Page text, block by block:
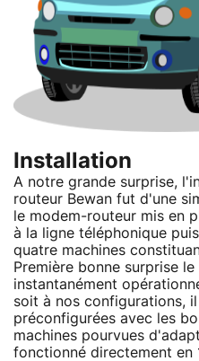
Installation
A notre grande surprise,
routeur Bewan fut d'une
le modem-routeur mis en
à la ligne téléphonique
quatre machines
Première bonne surprise
instantanément
soit à nos configurations,
préconfigurées avec les
machines pourvues
fonctionné directement en